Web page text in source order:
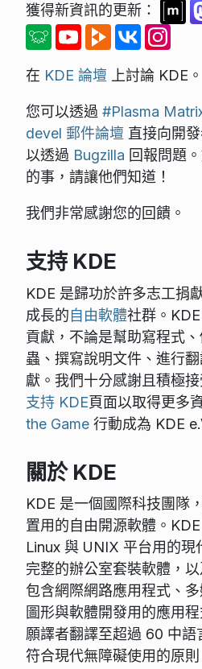
獲得新資訊的更新：
在 KDE 論壇 上討論 KDE。
您可以透過 #Plasma
devel 郵件論壇 直接向開
以透過 Bugzilla 回報問題
的事，請讓他們知道！
我們非常感謝您的回饋。
支持 KDE
KDE 是歸功於許多志工捐
成長的自由軟體社群。
貢獻，不論是幫助寫程式
蟲、撰寫說明文件、進行
獻。我們十分感謝且積極
支持 KDE頁面以取得更多
the Game行動成為 KDE
關於 KDE
KDE 是一個國際科技團隊
置用的自由開源軟體。
Linux 與 UNIX 平台用的現
完整的辦公室套裝軟體，
包含網際網路應用程式、
圖形與軟體開發用的應用
願譯者翻譯至超過 60 中語
符合現代無障礙使用的原